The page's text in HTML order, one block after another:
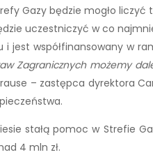
Gazy będzie mogło
uczestniczyć w co
i jest współfinansowany w
Zagranicznych możemy
– zastępca dyrektora
stałą pomoc w Strefie
4 mln zł.